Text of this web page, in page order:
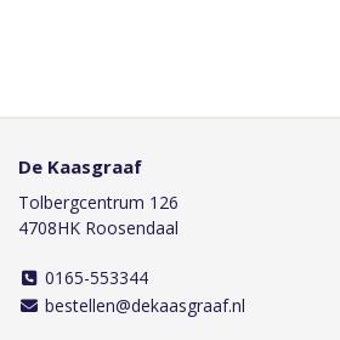
De Kaasgraaf
Tolbergcentrum 126
4708HK Roosendaal
0165-553344
bestellen@dekaasgraaf.nl